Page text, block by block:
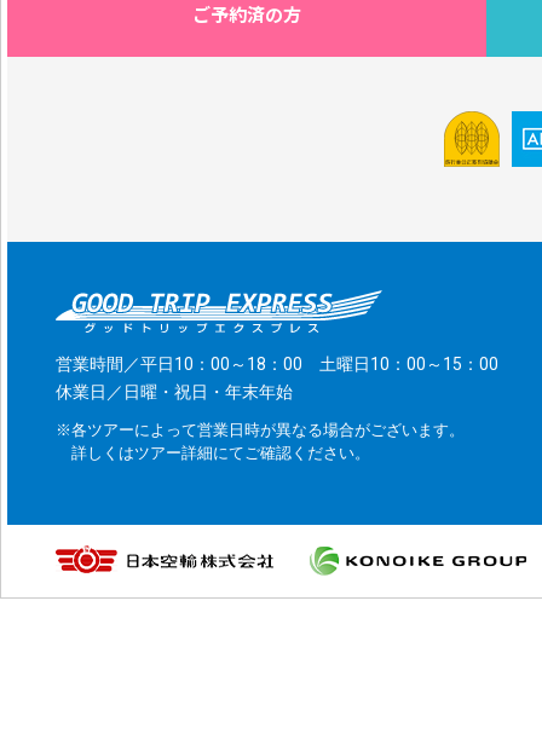
ご予約済の方
営業時間／平日10：00～18：00 土曜日10：00～15：00
休業日／日曜・祝日・年末年始
※各ツアーによって営業日時が異なる場合がございます。
詳しくはツアー詳細にてご確認ください。